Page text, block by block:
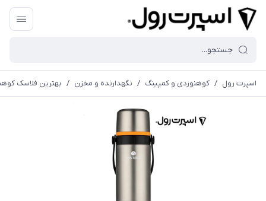
اسپرت رول / کوهنوردی و کمپینگ / نگهدارنده و مخزن / بهترین فلاسک